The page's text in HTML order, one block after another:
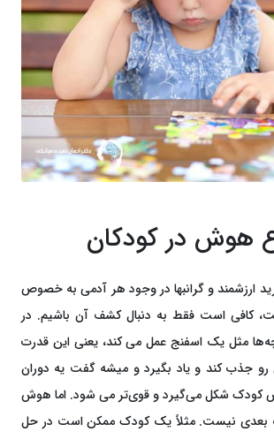
هوش در کودکان
ارزشمند و گرانبها در وجود هر آدمی به خصوص
کافی است فقط به دنبال کشف آن باشیم. در
مثل یک اسفنج عمل می کند، یعنی این قدرت
رو جذب کند و یاد بگیرد و میشه گفت یه دوران
کودک شکل می‌گیرد و قوی‌تر می شود. اما هوش
بعدی نیست. مثلاً یک کودک ممکن است در حل